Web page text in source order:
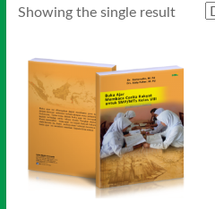
Showing the single result